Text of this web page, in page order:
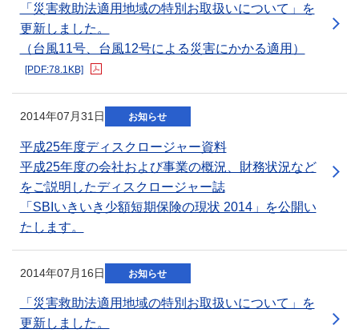
「災害救助法適用地域の特別お取扱いについて」を
更新しました。
（台風11号、台風12号による災害にかかる適用）
[PDF:78.1KB]
2014年07月31日 お知らせ
平成25年度ディスクロージャー資料
平成25年度の会社および事業の概況、財務状況など
をご説明したディスクロージャー誌
「SBIいきいき少額短期保険の現状 2014」を公開い
たします。
2014年07月16日 お知らせ
「災害救助法適用地域の特別お取扱いについて」を
更新しました。
新規ウィンドウを開きます